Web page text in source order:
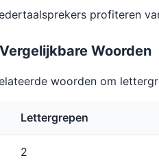
profiteren
Woorden
woorden om
Lettergrepen
2